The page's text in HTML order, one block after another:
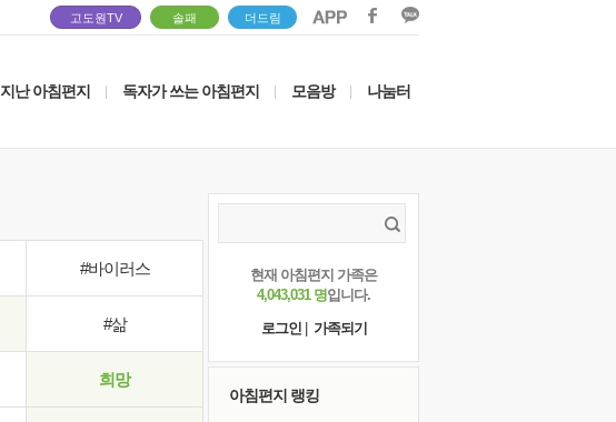
고도원TV 솔패 더드림
지난 아침편지 독자가 쓰는 아침편지 모음방 나눔터
#바이러스
#삶
희망
현재 아침편지 가족은
4,043,031 명입니다.
로그인
가족되기
아침편지 랭킹